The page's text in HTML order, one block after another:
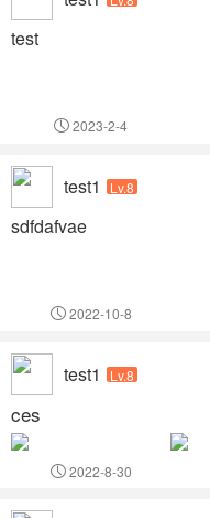
test
 2023-2-4
test1 Lv.8
sdfdafvae
 2022-10-8
test1 Lv.8
ces
 2022-8-30